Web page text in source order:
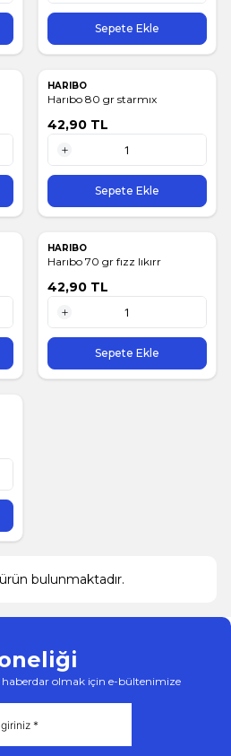
1 Adet
Sepete Ekle
HARIBO
Harıbo 80 gr starmıx
42,90 TL
1 Adet
Sepete Ekle
HARIBO
Harıbo 70 gr fızz lıkırr
42,90 TL
1 Adet
Sepete Ekle
ürün bulunmaktadır.
olmak için e-bültenimize